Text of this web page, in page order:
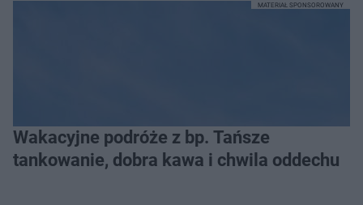
Wakacyjne podróże z bp. Tańsze
tankowanie, dobra kawa i chwila oddechu
MATERIAŁ SPONSOROWANY